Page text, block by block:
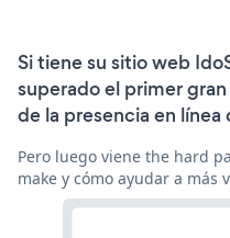
Si tiene su sitio web
superado el primer
de la presencia en línea
Pero luego viene the hard
make y cómo ayudar a más